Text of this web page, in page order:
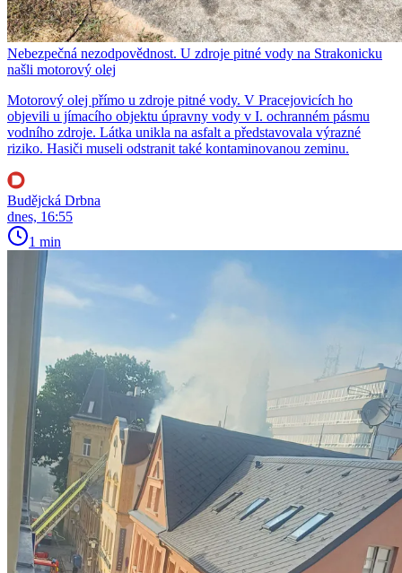
Nebezpečná nezodpovědnost. U zdroje pitné vody na Strakonicku
našli motorový olej
Motorový olej přímo u zdroje pitné vody. V Pracejovicích ho
objevili u jímacího objektu úpravny vody v I. ochranném pásmu
vodního zdroje. Látka unikla na asfalt a představovala výrazné
riziko. Hasiči museli odstranit také kontaminovanou zeminu.
Budějcká Drbna
dnes, 16:55
1 min